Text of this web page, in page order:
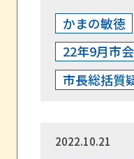
かまの敏徳
22年9月市会
市長総括質
2022.10.21